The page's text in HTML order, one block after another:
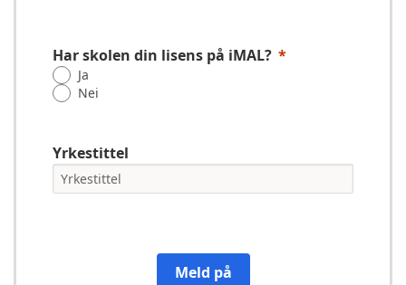
Har skolen din lisens på iMAL?
Ja
Nei
Yrkestittel
Meld på